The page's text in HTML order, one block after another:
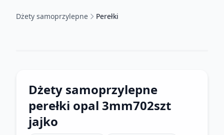
Dżety samoprzylepne Perełki
Dżety samoprzylepne
perełki opal 3mm702szt
jajko